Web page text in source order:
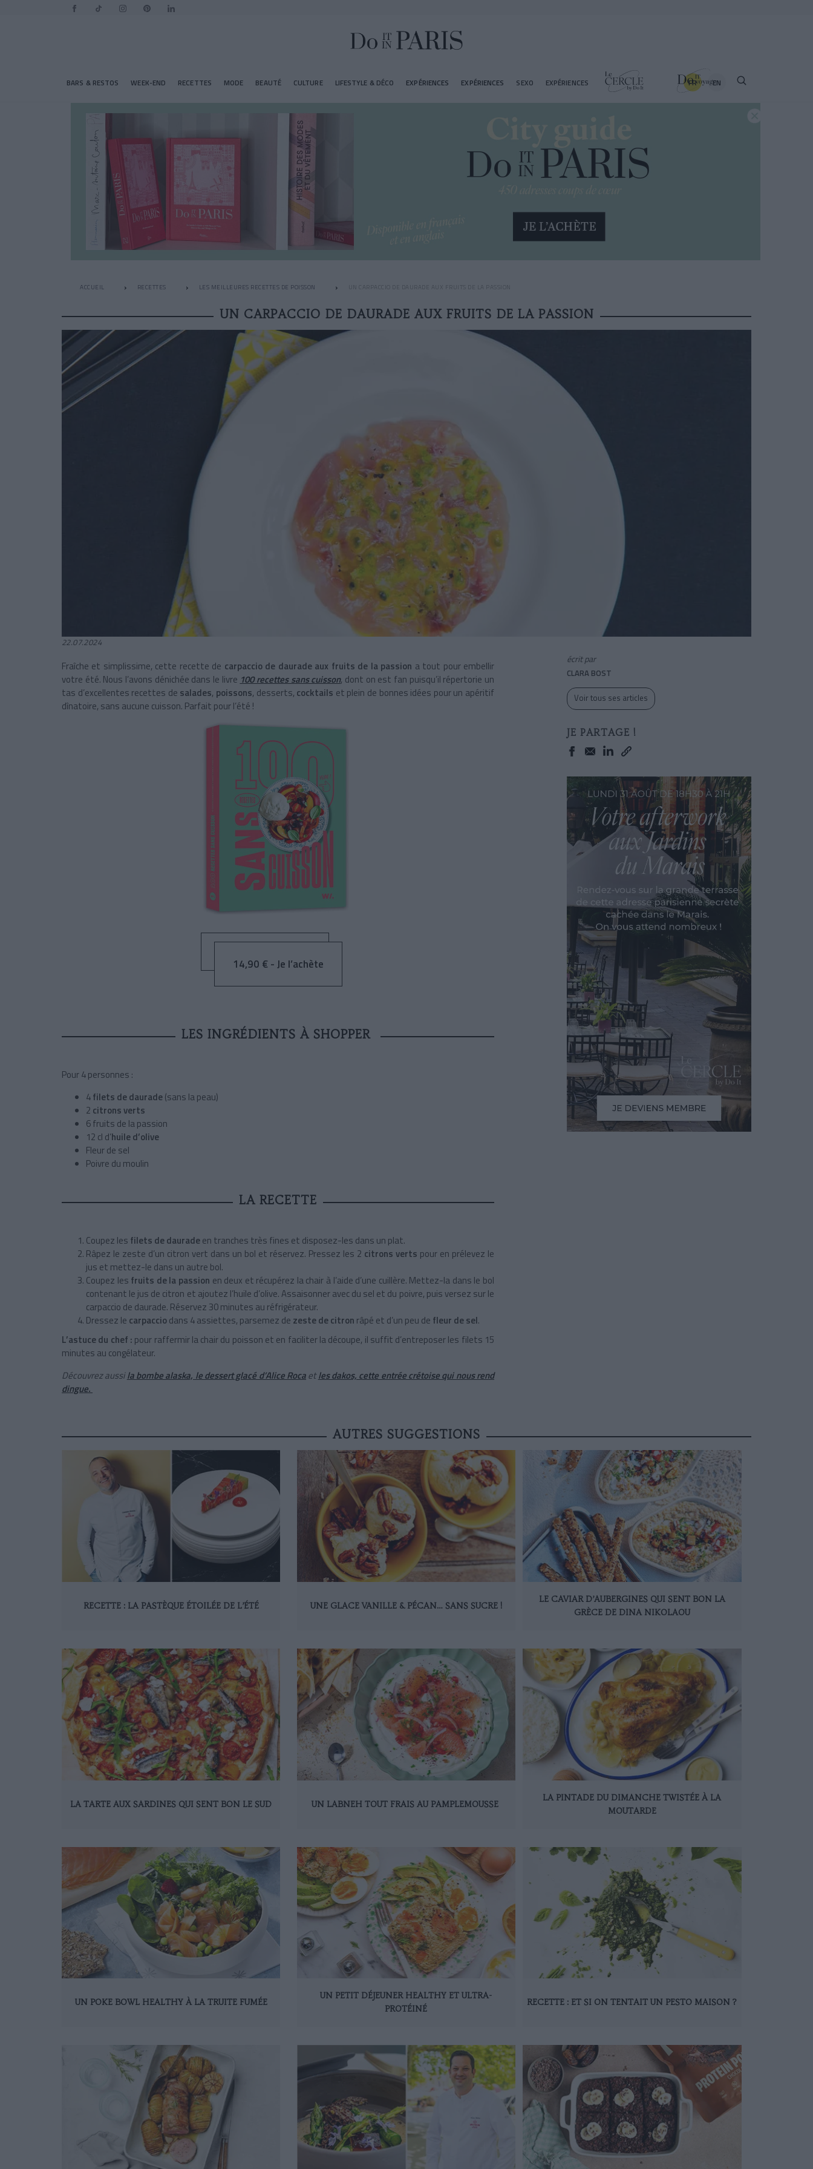
BARS & RESTOS WEEK-END RECETTES MODE BEAUTÉ CULTURE LIFESTYLE & DÉCO EXPÉRIENCES EXPÉRIENCES SEXO EXPÉRIENCES FR EN
ACCUEIL RECETTES LES MEILLEURES RECETTES DE POISSON UN CARPACCIO DE DAURADE AUX FRUITS DE LA PASSION
UN CARPACCIO DE DAURADE AUX FRUITS DE LA PASSION
22.07.2024
Fraîche et simplissime, cette recette de carpaccio de daurade aux fruits de la passion a tout pour embellir
votre été. Nous l’avons dénichée dans le livre 100 recettes sans cuisson, dont on est fan puisqu’il répertorie un
tas d’excellentes recettes de salades, poissons, desserts, cocktails et plein de bonnes idées pour un apéritif
dînatoire, sans aucune cuisson. Parfait pour l’été !
14,90 € - Je l’achète
LES INGRÉDIENTS À SHOPPER
Pour 4 personnes :
4filets de daurade(sans la peau)
2 citrons verts
6 fruits de la passion
12 cl d’huile d’olive
Fleur de sel
Poivre du moulin
LA RECETTE
Coupez les filets de dauradeen tranches très fines et disposez-les dans un plat.
Râpez le zeste d’un citron vert dans un bol et réservez. Pressez les 2 citrons verts pour en prélevez le
jus et mettez-le dans un autre bol.
Coupez les fruits de la passion en deux et récupérez la chair à l’aide d’une cuillère. Mettez-la dans le bol
contenant le jus de citron et ajoutez l’huile d’olive. Assaisonner avec du sel et du poivre, puis versez sur le
carpaccio de daurade. Réservez 30 minutes au réfrigérateur.
Dressez le carpacciodans 4 assiettes, parsemez de zeste de citron râpé et d’un peu de fleur de sel.
L’astuce du chef : pour raffermir la chair du poisson et en faciliter la découpe, il suffit d’entreposer les filets 15
minutes au congélateur.
Découvrez aussila bombe alaska, le dessert glacé d’Alice Rocaetles dakos, cette entrée crétoise qui nous rend
dingue.
écrit par
CLARA BOST
Voir tous ses articles
JE PARTAGE !
AUTRES SUGGESTIONS
RECETTE : LA PASTÈQUE ÉTOILÉE DE L’ÉTÉ UNE GLACE VANILLE & PÉCAN… SANS SUCRE !
LE CAVIAR D’AUBERGINES QUI SENT BON LA
GRÈCE DE DINA NIKOLAOU
LA TARTE AUX SARDINES QUI SENT BON LE SUD UN LABNEH TOUT FRAIS AU PAMPLEMOUSSE
LA PINTADE DU DIMANCHE TWISTÉE À LA
MOUTARDE
UN POKE BOWL HEALTHY À LA TRUITE FUMÉE
UN PETIT DÉJEUNER HEALTHY ET ULTRA-
PROTÉINÉ
RECETTE : ET SI ON TENTAIT UN PESTO MAISON ?